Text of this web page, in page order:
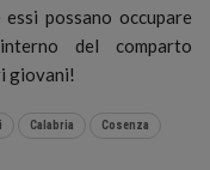
possano occupare
del comparto
giovani!
Calabria Cosenza